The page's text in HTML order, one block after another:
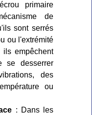
primaire
de
sont serrés
ou l'extrémité
empêchent
se desserrer
des
ou
: Dans les